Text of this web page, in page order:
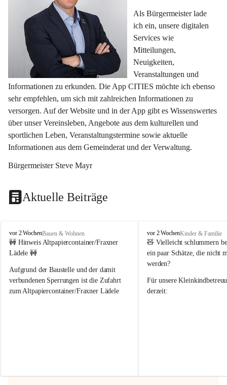
Als Bürgermeister lade
ich ein, unsere digitalen
Services wie
Mitteilungen,
Neuigkeiten,
Veranstaltungen und
Informationen zu erkunden. Die App CITIES möchte ich ebenso
sehr empfehlen, um sich mit zahlreichen Informationen zu
versorgen. Auf der Website und in der App gibt es Wissenswertes
über unser Vereinsleben, Angebote aus dem kulturellen und
sportlichen Leben, Veranstaltungstermine sowie aktuelle
Informationen aus dem Gemeinderat und der Verwaltung.
Bürgermeister Steve Mayr
Aktuelle Beiträge
F
r
a
e
r
n
vor 2 WochenBauen & Wohnen
🚧 Hinweis Altpapiercontainer/Fraxner
Lädele 🚧
Aufgrund der Baustelle und der damit
verbundenen Sperrungen ist die Zufahrt
zum Altpapiercontainer/Fraxner Lädele
Hilfsbereitschaft!
F
r
a
x
r
n
vor 2 WochenKinder & Familie
🧸 Vielleicht schlummern
ein paar Schätze, die nicht
werden?
Für unsere
derzeit: